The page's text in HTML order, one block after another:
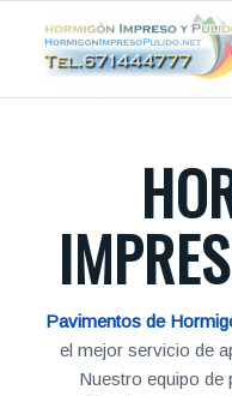
Pavimentos de
el mejor servicio de
Nuestro equipo de